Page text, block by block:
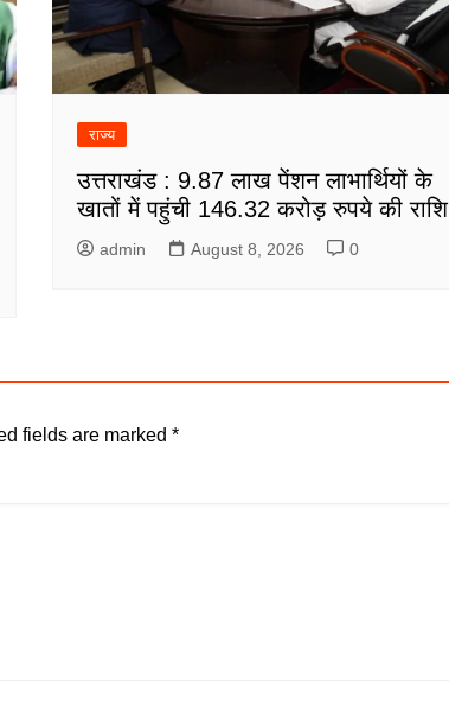
राज्य
उत्तराखंड : 9.87 लाख पेंशन लाभार्थियों के
खातों में पहुंची 146.32 करोड़ रुपये की राशि
admin August 8, 2026 0
fields are marked *